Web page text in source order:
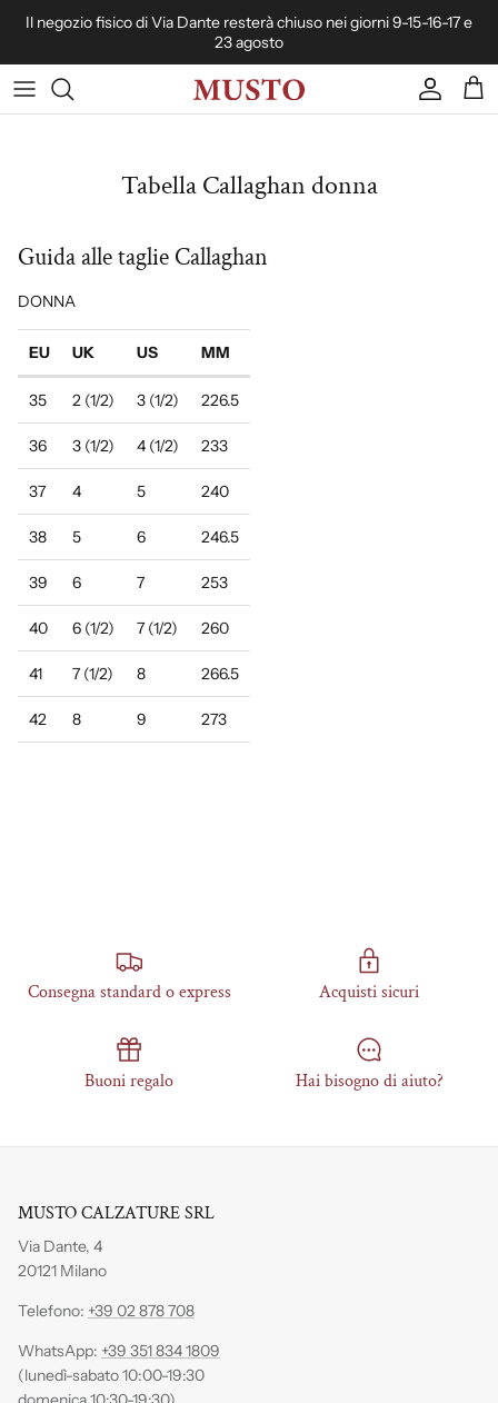
Passa ai contenuti
Il negozio fisico di Via Dante resterà chiuso nei giorni 9-15-16-17 e
23 agosto
Account
Tabella Callaghan donna
Guida alle taglie Callaghan
DONNA
EU UK US MM
35 2 (1/2) 3 (1/2) 226.5
36 3 (1/2) 4 (1/2) 233
37 4 5 240
38 5 6 246.5
39 6 7 253
40 6 (1/2) 7 (1/2) 260
41 7 (1/2) 8 266.5
42 8 9 273
Consegna standard o express Acquisti sicuri
Buoni regalo Hai bisogno di aiuto?
MUSTO CALZATURE SRL
Via Dante, 4
20121 Milano
Telefono: +39 02 878 708
WhatsApp: +39 351 834 1809
(lunedì-sabato 10:00-19:30